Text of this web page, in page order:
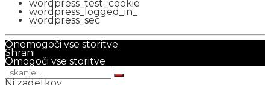
wordpress_test_cookie
wordpress_logged_in_
wordpress_sec
Onemogoči vse storitve
Shrani
Omogoči vse storitve